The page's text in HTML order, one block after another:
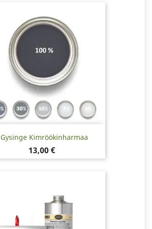
Gysinge Kimröökinharmaa
Hinta
13,00 €